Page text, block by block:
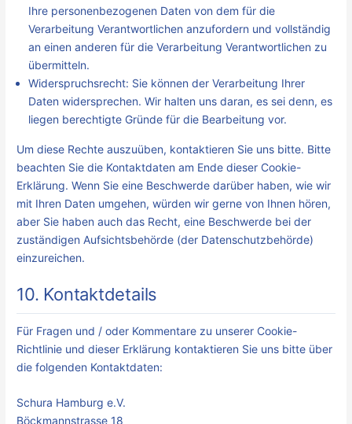
Ihre personenbezogenen Daten von dem für die
Verarbeitung Verantwortlichen anzufordern und vollständig
an einen anderen für die Verarbeitung Verantwortlichen zu
übermitteln.
Widerspruchsrecht: Sie können der Verarbeitung Ihrer
Daten widersprechen. Wir halten uns daran, es sei denn, es
liegen berechtigte Gründe für die Bearbeitung vor.
Um diese Rechte auszuüben, kontaktieren Sie uns bitte. Bitte
beachten Sie die Kontaktdaten am Ende dieser Cookie-
Erklärung. Wenn Sie eine Beschwerde darüber haben, wie wir
mit Ihren Daten umgehen, würden wir gerne von Ihnen hören,
aber Sie haben auch das Recht, eine Beschwerde bei der
zuständigen Aufsichtsbehörde (der Datenschutzbehörde)
einzureichen.
10. Kontaktdetails
Für Fragen und / oder Kommentare zu unserer Cookie-
Richtlinie und dieser Erklärung kontaktieren Sie uns bitte über
die folgenden Kontaktdaten:
Schura Hamburg e.V.
Böckmannstrasse 18